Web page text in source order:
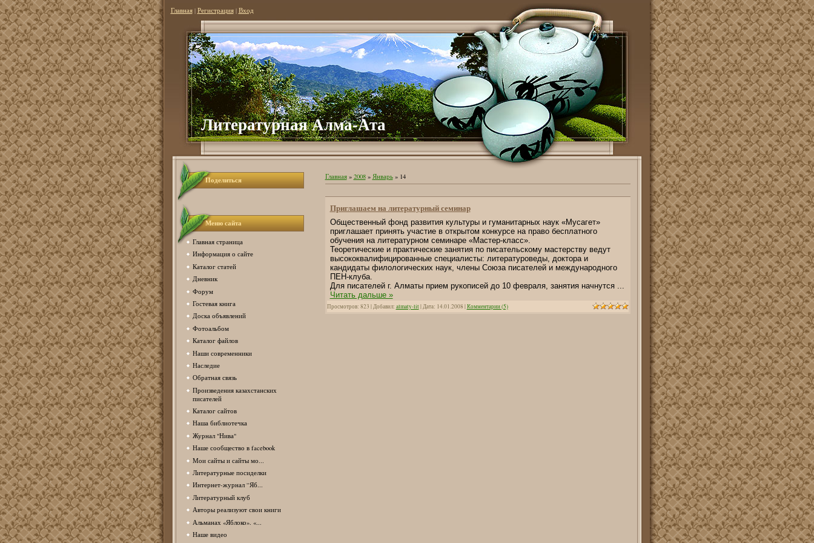
Главная| Регистрация| Вход
Литературная Алма-Ата
Поделиться
Меню сайта
Главная страница
Информация о сайте
Каталог статей
Дневник
Форум
Гостевая книга
Доска объявлений
Фотоальбом
Каталог файлов
Наши современники
Наследие
Обратная связь
Произведения казахстанских
писателей
Каталог сайтов
Наша библиотечка
Журнал "Нива"
Наше сообщество в facebook
Мои сайты и сайты мо...
Литературные посиделки
Интернет-журнал “Яб...
Литературный клуб
Авторы реализуют свои книги
Альманах «Яблоко». «...
Наше видео
Главная» 2008 » Январь » 14
Приглашаем на литературный семинар
Общественный фонд развития культуры и гуманитарных наук «Мусагет»
приглашает принять участие в открытом конкурсе на право бесплатного
обучения на литературном семинаре «Мастер-класс».
Теоретические и практические занятия по писательскому мастерству ведут
высококвалифицированные специалисты: литературоведы, доктора и
кандидаты филологических наук, члены Союза писателей и международного
П ЕН-клуба.
Для писателей г. Алматы прием рукописей до 10 февраля, занятия начнутся ...
Читать дальше »
Просмотров: 823 | Добавил: almaty-lit| Дата: 14.01.2008 |Комментарии (5)